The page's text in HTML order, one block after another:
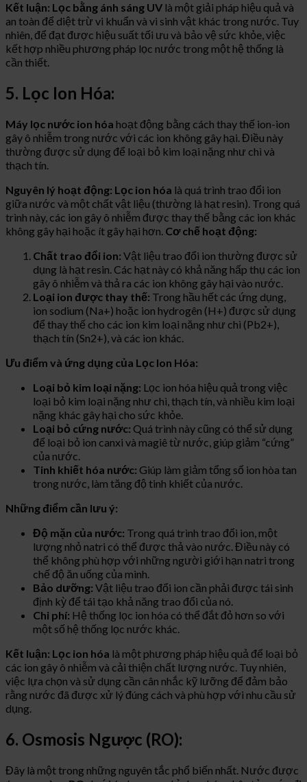
Kết luận: Lọc bằng ánh sáng UV là một giải pháp hiệu quả và
an toàn để diệt trừ vi khuẩn và vi sinh vật khác trong nước. Tuy
nhiên, để đạt được hiệu suất tối ưu và bảo vệ sức khỏe, việc
kết hợp nhiều phương pháp lọc nước trong một hệ thống là
cần thiết.
5. Lọc Ion Hóa:
Máy lọc nước ion hóa hoạt động bằng cách thay thế ion-ion
gây ô nhiễm trong nước với các ion không gây hại. Điều này
thường được sử dụng để loại bỏ kim loại nặng như chì và
thạch tín.
Nguyên lý hoạt động: Lọc ion hóa là quá trình trao đổi ion
giữa nước và một chất vật liệu (thường là hạt resin). Trong quá
trình này, các ion gây ô nhiễm được thay thế bằng các ion khác
không gây hại hoặc ít gây hại hơn. Cơ chế hoạt động:
Chất trao đổi ion: Vật liệu trao đổi ion thường được sử
dụng là hạt resin. Các hạt này có khả năng hấp thụ các ion
gây ô nhiễm và thả ra các ion không gây hại vào nước.
Loại ion được thay thế: Trong hầu hết các ứng dụng,
ion sodium (Na+) hoặc ion hydrogên (H+) được sử dụng
để thay thế cho các ion kim loại nặng như chì (Pb2+),
thạch tín (Sn2+), và các ion khác.
Ưu điểm và ứng dụng của Lọc Ion Hóa:
Loại bỏ kim loại nặng: Lọc ion hóa hiệu quả trong việc
loại bỏ kim loại nặng như chì, thạch tín, và nhiều kim loại
nặng khác gây hại cho sức khỏe.
Loại bỏ cứng nước: Quá trình này cũng có thể sử dụng
để loại bỏ ion canxi và magiê từ nước, giúp giảm “cứng”
của nước.
Tinh khiết hóa nước: Giúp làm giảm tổng số ion hòa tan
trong nước, làm tăng độ tinh khiết của nước.
Những điểm cần lưu ý:
Độ mặn của nước: Trong quá trình trao đổi ion, một
lượng nhỏ natri có thể được thả vào nước. Điều này có
thể không phù hợp với những người giới hạn natri trong
chế độ ăn uống của mình.
Bảo dưỡng: Vật liệu trao đổi ion cần phải được tái sinh
định kỳ để tái tạo khả năng trao đổi của nó.
Chi phí: Hệ thống lọc ion hóa có thể đắt đỏ hơn so với
một số hệ thống lọc nước khác.
Kết luận: Lọc ion hóa là một phương pháp hiệu quả để loại bỏ
các ion gây ô nhiễm và cải thiện chất lượng nước. Tuy nhiên,
việc lựa chọn và sử dụng cần cân nhắc kỹ lưỡng để đảm bảo
rằng nước đã được xử lý đúng cách và phù hợp với nhu cầu sử
dụng.
6. Osmosis Ngược (RO):
Đây là một trong những nguyên tắc phổ biến nhất. Nước được